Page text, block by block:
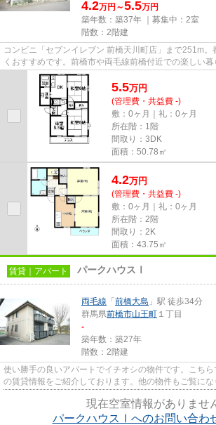
4.2万円～5.5万円
築年数：築37年 ｜募集中： 2室
階数：2階建
コンビニ「セブンイレブン 前橋天川町店」まで251m。
くおすすめです。前橋市や両毛線前橋付近での楽しい
ます。素敵なお部屋を私達と一...
5.5万円
(管理費・共益費 -)
敷：0ヶ月｜礼：0ヶ月
所在階：1階
間取り：3DK
面積：50.78㎡
4.2万円
(管理費・共益費 -)
敷：0ヶ月｜礼：0ヶ月
所在階：2階
間取り：2K
面積：43.75㎡
賃貸｜アパート パークハウスⅠ
両毛線 「 前橋大島 」駅 徒歩34分
群馬県前橋市山王町 １丁目
-
築年数：築27年
階数：2階建
使い勝手の良いアパートでイチオシの物件です。こち
の賃貸情報をご紹介しております。他の物件もご覧に
現在空室情報がありませ
パークハウスⅠへのお問い合わ